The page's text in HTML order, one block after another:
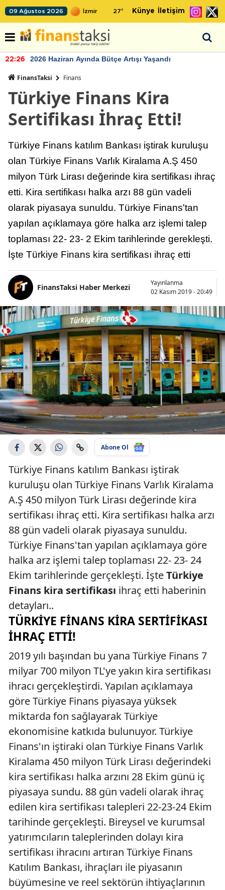
09 Ağustos 2026 27° Künye İletişim
22:26 2026 Haziran Ayında Bütçe Artışı Yaşandı
FinansTaksi Finans
Türkiye Finans Kira
Sertifikası İhraç Etti!
Türkiye Finans katılım Bankası iştirak kuruluşu
olan Türkiye Finans Varlık Kiralama A.Ş 450
milyon Türk Lirası değerinde kira sertifikası ihraç
etti. Kira sertifikası halka arzı 88 gün vadeli
olarak piyasaya sunuldu. Türkiye Finans'tan
yapılan açıklamaya göre halka arz işlemi talep
toplaması 22- 23- 2 Ekim tarihlerinde gerekleşti.
İşte Türkiye Finans kira sertifikası ihraç etti
FinansTaksi Haber Merkezi
Yayınlanma
02 Kasım 2019 - 20:49
Abone Ol
Türkiye Finans katılım Bankası iştirak
kuruluşu olan Türkiye Finans Varlık Kiralama
A.Ş 450 milyon Türk Lirası değerinde kira
sertifikası ihraç etti. Kira sertifikası halka arzı
88 gün vadeli olarak piyasaya sunuldu.
Türkiye Finans'tan yapılan açıklamaya göre
halka arz işlemi talep toplaması 22- 23- 24
Ekim tarihlerinde gerçekleşti. İşteTürkiye
Finans kira sertifikası ihraç etti haberinin
detayları..
TÜRKIYE FINANS KIRA SERTIFIKASI
İHRAÇ ETTI!
2019 yılı başından bu yana Türkiye Finans 7
milyar 700 milyon TL'ye yakın kira sertifikası
ihracı gerçekleştirdi. Yapılan açıklamaya
göre Türkiye Finans piyasaya yüksek
miktarda fon sağlayarak Türkiye
ekonomisine katkıda bulunuyor. Türkiye
Finans'ın iştiraki olan Türkiye Finans Varlık
Kiralama 450 milyon Türk Lirası değerindeki
kira sertifikası halka arzını 28 Ekim günü iç
piyasaya sundu. 88 gün vadeli olarak ihraç
edilen kira sertifikası talepleri 22-23-24 Ekim
tarihinde gerçekleşti. Bireysel ve kurumsal
yatırımcıların taleplerinden dolayı kira
sertifikası ihracını artıran Türkiye Finans
Katılım Bankası, ihraçları ile piyasanın
büyümesine ve reel sektörün ihtiyaçlarının